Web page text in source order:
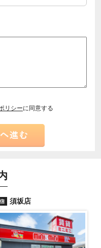
リシーに同意する
須坂店